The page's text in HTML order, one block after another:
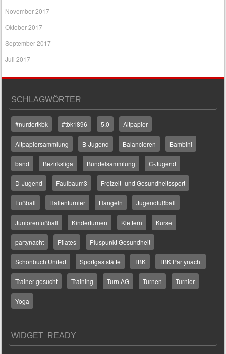
November 2017
Oktober 2017
September 2017
Juli 2017
SCHLAGWÖRTER
#nurdertkbk #tbk1896 5.0 Altpapier
Altpapiersammlung B-Jugend Balancieren Bambini
band Bezirksliga Bündelsammlung C-Jugend
D-Jugend Faulbaum3 Freizeit- und Gesundheitssport
Fußball Hallenturnier Hangeln Jugendfußball
Juniorenfußball Kinderturnen Klettern Kurse
partynacht Pilates Pluspunkt Gesundheit
Schönbuch United Sportgaststätte TBK TBK Partynacht
Trainer gesucht Training Turn AG Turnen Turnier
Yoga
WIDGET READY